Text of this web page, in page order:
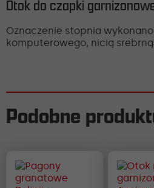
Otok do czapki
Oznaczenie stopnia
komputerowego, nicią
Podobne